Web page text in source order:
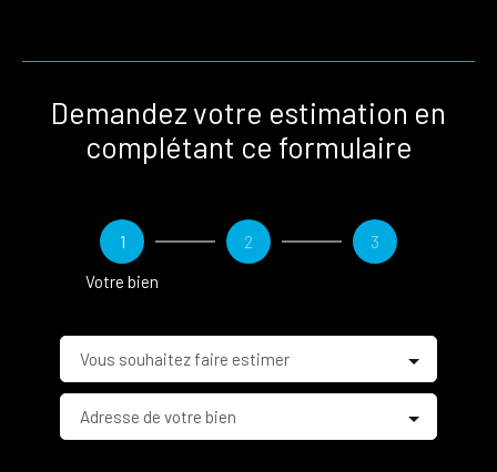
Demandez votre estimation en
complétant ce formulaire
1
Votre bien
2 3
Vous souhaitez faire estimer
Adresse de votre bien